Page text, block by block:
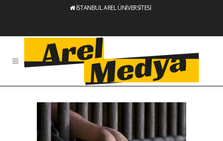
İSTANBUL AREL ÜNİVERSİTESİ